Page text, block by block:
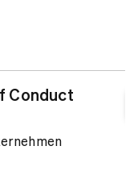
Conduct